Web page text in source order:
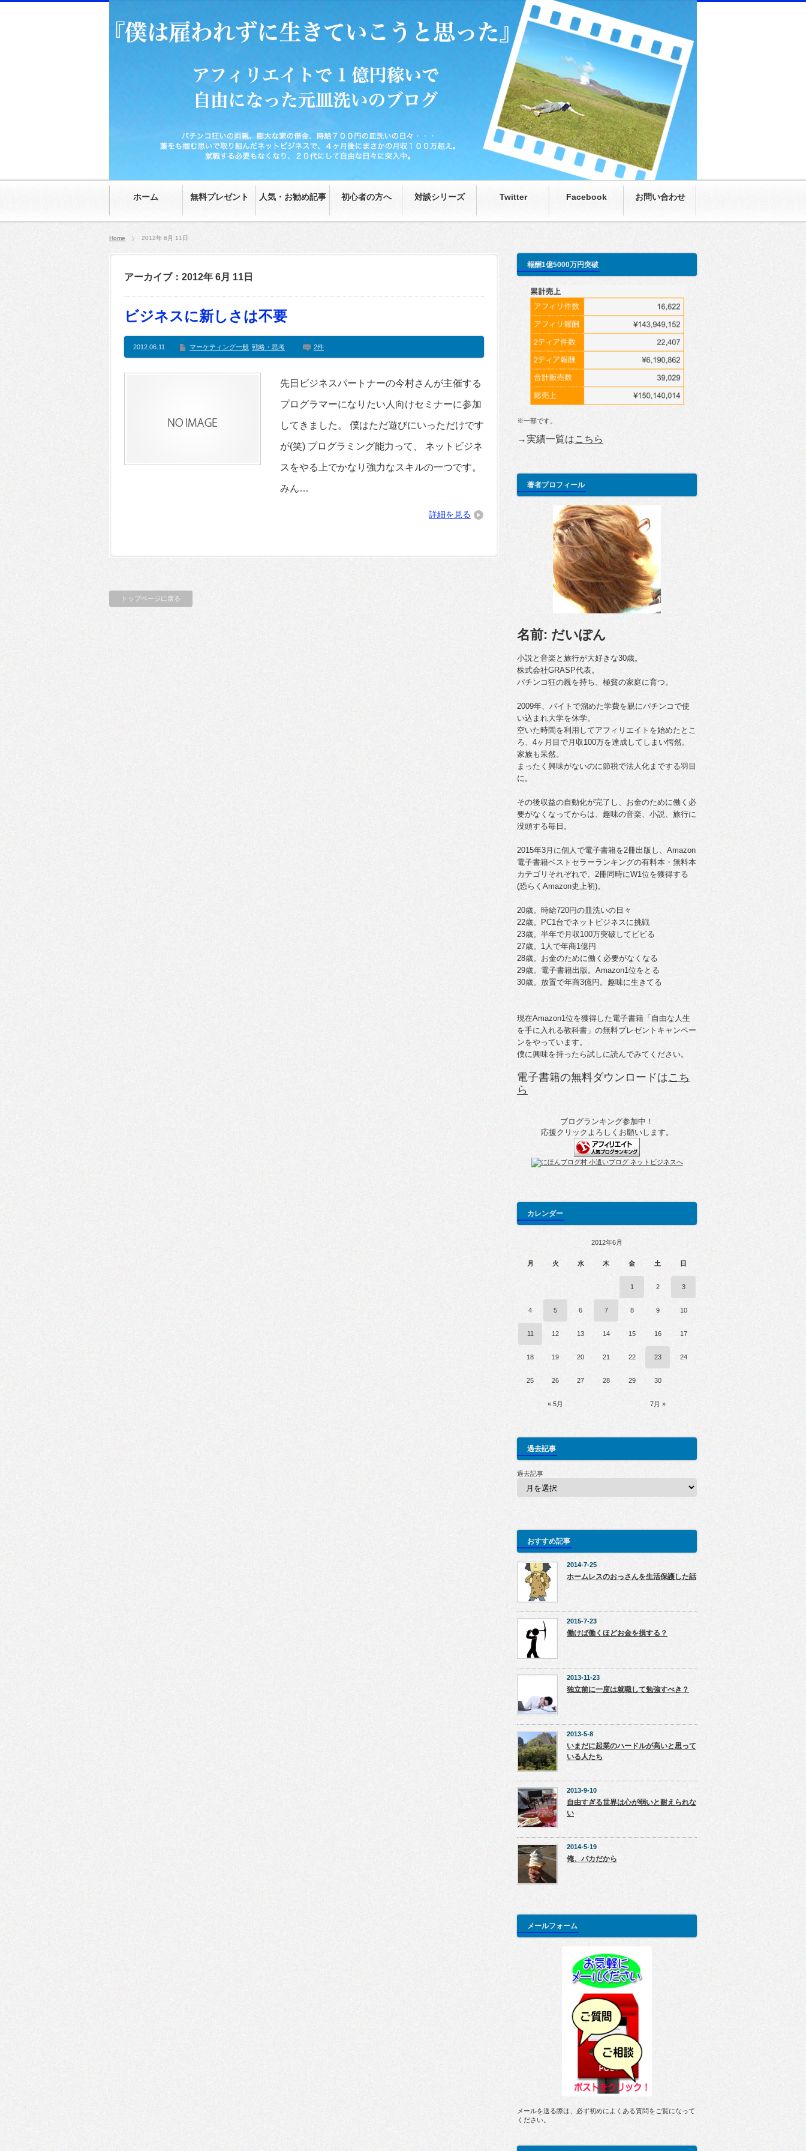
ホーム 無料プレゼント 人気・お勧め記事 初心者の方へ 対談シリーズ Twitter Facebook お問い合わせ
パチンコ狂いの両親、膨大な家の借金、時給700円の皿洗いの日々…が、藁をもつかむ思いで取り組んだネットビジネスで、4ヶ月後にまさかの月収100万超え。僕も呆然。家族も呆
然。就職する必要もなくなり、20代にして自由な日々に突入中。
Home 2012年 6月 11日
アーカイブ：2012年 6月 11日
ビジネスに新しさは不要
2012.06.11 マーケティング一般 戦略・思考 2件
先日ビジネスパートナーの今村さんが主催する
プログラマーになりたい人向けセミナーに参加
してきました。 僕はただ遊びにいっただけです
が(笑) プログラミング能力って、 ネットビジネ
スをやる上でかなり強力なスキルの一つです。
みん…
詳細を見る
トップページに戻る
報酬1億5000万円突破
※一部です。
→実績一覧はこちら
著者プロフィール
名前: だいぽん
小説と音楽と旅行が大好きな30歳。
株式会社GRASP代表。
パチンコ狂の親を持ち、極貧の家庭に育つ。
2009年、バイトで溜めた学費を親にパチンコで使
い込まれ大学を休学。
空いた時間を利用してアフィリエイトを始めたとこ
ろ、4ヶ月目で月収100万を達成してしまい愕然。
家族も呆然。
まったく興味がないのに節税で法人化までする羽目
に。
その後収益の自動化が完了し、お金のために働く必
要がなくなってからは、趣味の音楽、小説、旅行に
没頭する毎日。
2015年3月に個人で電子書籍を2冊出版し、Amazon
電子書籍ベストセラーランキングの有料本・無料本
カテゴリそれぞれで、2冊同時にW1位を獲得する
(恐らくAmazon史上初)。
20歳。時給720円の皿洗いの日々
22歳。PC1台でネットビジネスに挑戦
23歳。半年で月収100万突破してビビる
27歳。1人で年商1億円
28歳。お金のために働く必要がなくなる
29歳。電子書籍出版。Amazon1位をとる
30歳。放置で年商3億円。趣味に生きてる
現在Amazon1位を獲得した電子書籍「自由な人生
を手に入れる教科書」の無料プレゼントキャンペー
ンをやっています。
僕に興味を持ったら試しに読んでみてください。
電子書籍の無料ダウンロードはこち
ら
ブログランキング参加中！
応援クリックよろしくお願いします。
カレンダー
2012年6月
月 火 水 木 金 土 日
« 5月 7月 »
1 2 3
4 5 6 7 8 9 10
11 12 13 14 15 16 17
18 19 20 21 22 23 24
25 26 27 28 29 30
過去記事
過去記事
おすすめ記事
2014-7-25
ホームレスのおっさんを生活保護した話
2015-7-23
働けば働くほどお金を損する？
2013-11-23
独立前に一度は就職して勉強すべき？
2013-5-8
いまだに起業のハードルが高いと思って
いる人たち
2013-9-10
自由すぎる世界は心が弱いと耐えられな
い
2014-5-19
俺、バカだから
メールフォーム
メールを送る際は、必ず初めによくある質問をご覧になって
ください。